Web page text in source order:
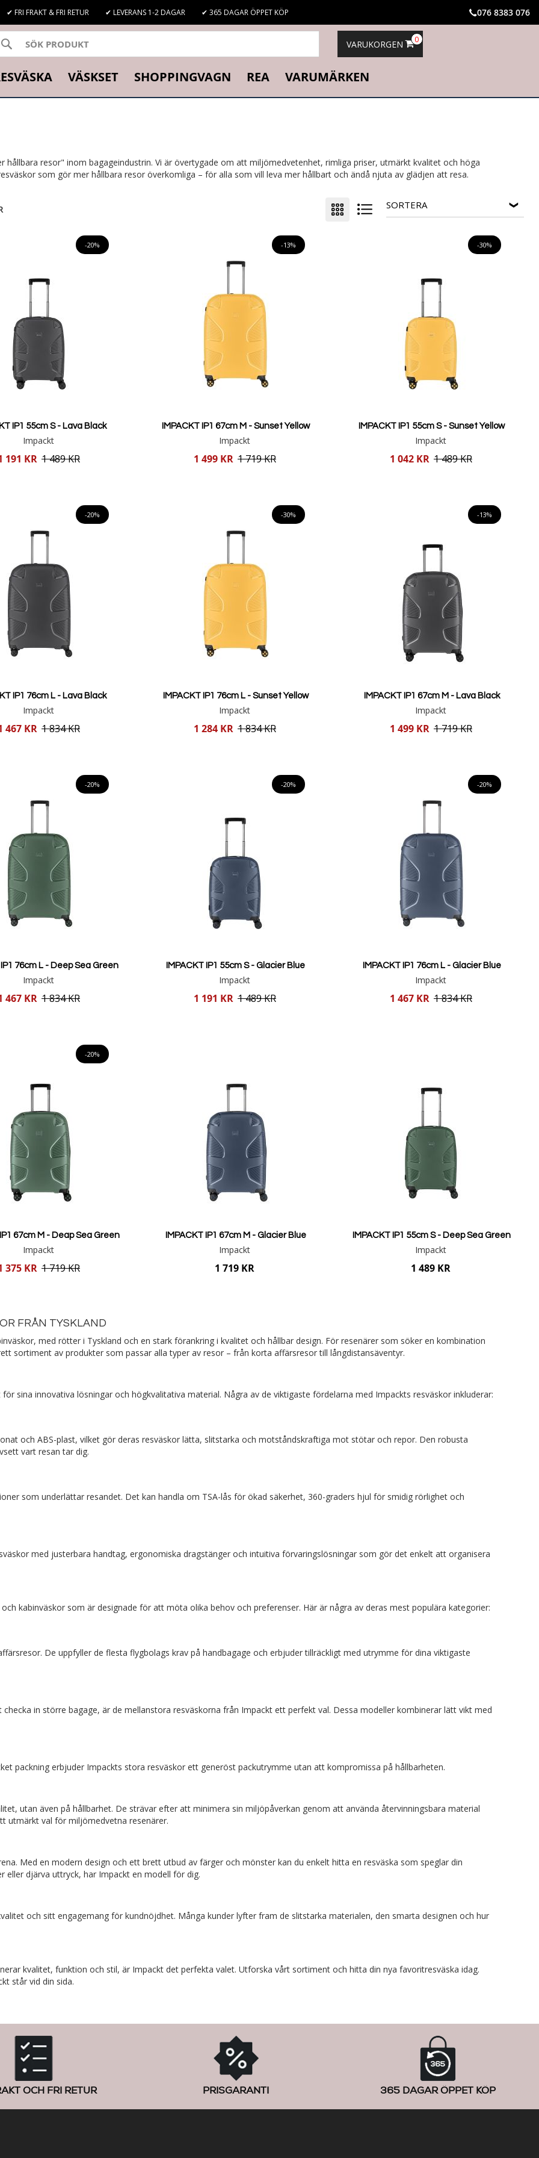
✔ FRI FRAKT & FRI RETUR ✔ LEVERANS 1-2 DAGAR ✔ 365 DAGAR ÖPPET KÖP 076 8383 076
SÖK VARUKORGEN 0
VÄSKSET SHOPPINGVAGN REA VARUMÄRKEN
resor" inom bagageindustrin. Vi är övertygade om att miljömedvetenhet, rimliga priser, utmärkt kvalitet och höga
som gör mer hållbara resor överkomliga – för alla som vill leva mer hållbart och ändå njuta av glädjen att resa.
SORTERA
-20%
IP1 55cm S - Lava Black
Impackt
191 KR 1 489 KR
-13%
IMPACKT IP1 67cm M - Sunset Yellow
Impackt
1 499 KR 1 719 KR
-30%
IMPACKT IP1 55cm S - Sunset Yellow
Impackt
1 042 KR 1 489 KR
-20%
IP1 76cm L - Lava Black
Impackt
467 KR 1 834 KR
-30%
IMPACKT IP1 76cm L - Sunset Yellow
Impackt
1 284 KR 1 834 KR
-13%
IMPACKT IP1 67cm M - Lava Black
Impackt
1 499 KR 1 719 KR
-20%
IP1 76cm L - Deep Sea Green
Impackt
467 KR 1 834 KR
-20%
IMPACKT IP1 55cm S - Glacier Blue
Impackt
1 191 KR 1 489 KR
-20%
IMPACKT IP1 76cm L - Glacier Blue
Impackt
1 467 KR 1 834 KR
-20%
67cm M - Deap Sea Green
Impackt
375 KR 1 719 KR
IMPACKT IP1 67cm M - Glacier Blue
Impackt
1 719 KR
IMPACKT IP1 55cm S - Deep Sea Green
Impackt
1 489 KR
FRÅN TYSKLAND
med rötter i Tyskland och en stark förankring i kvalitet och hållbar design. För resenärer som söker en kombination
sortiment av produkter som passar alla typer av resor – från korta affärsresor till långdistansäventyr.
sina innovativa lösningar och högkvalitativa material. Några av de viktigaste fördelarna med Impackts resväskor inkluderar:
och ABS-plast, vilket gör deras resväskor lätta, slitstarka och motståndskraftiga mot stötar och repor. Den robusta
vart resan tar dig.
som underlättar resandet. Det kan handla om TSA-lås för ökad säkerhet, 360-graders hjul för smidig rörlighet och
med justerbara handtag, ergonomiska dragstänger och intuitiva förvaringslösningar som gör det enkelt att organisera
kabinväskor som är designade för att möta olika behov och preferenser. Här är några av deras mest populära kategorier:
De uppfyller de flesta flygbolags krav på handbagage och erbjuder tillräckligt med utrymme för dina viktigaste
in större bagage, är de mellanstora resväskorna från Impackt ett perfekt val. Dessa modeller kombinerar lätt vikt med
packning erbjuder Impackts stora resväskor ett generöst packutrymme utan att kompromissa på hållbarheten.
utan även på hållbarhet. De strävar efter att minimera sin miljöpåverkan genom att använda återvinningsbara material
utmärkt val för miljömedvetna resenärer.
Med en modern design och ett brett utbud av färger och mönster kan du enkelt hitta en resväska som speglar din
djärva uttryck, har Impackt en modell för dig.
och sitt engagemang för kundnöjdhet. Många kunder lyfter fram de slitstarka materialen, den smarta designen och hur
kvalitet, funktion och stil, är Impackt det perfekta valet. Utforska vårt sortiment och hitta din nya favoritresväska idag.
står vid din sida.
OCH FRI RETUR PRISGARANTI 365 DAGAR ÖPPET KÖP